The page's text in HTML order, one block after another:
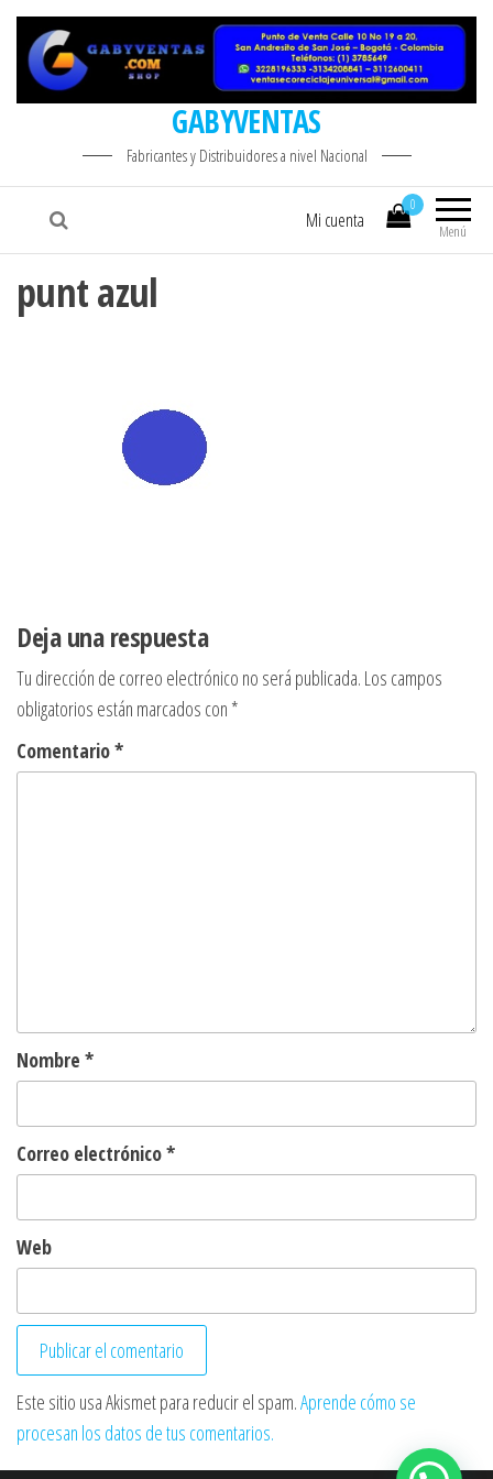
GABYVENTAS
Fabricantes y Distribuidores a nivel Nacional
Menú
0
Mi cuenta
punt azul
Deja una respuesta
Tu dirección de correo electrónico no será publicada. Los campos
obligatorios están marcados con *
Comentario*
Nombre *
Correo electrónico*
Web
Este sitio usa Akismet para reducir el spam.Aprende cómo se
procesan los datos de tus comentarios.